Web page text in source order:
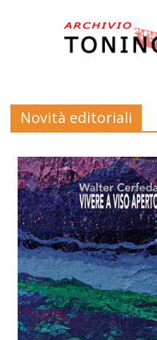
Novità editoriali